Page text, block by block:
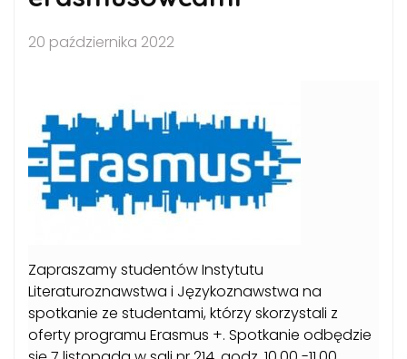
20 października 2022
Zapraszamy studentów Instytutu
Literaturoznawstwa i Językoznawstwa na
spotkanie ze studentami, którzy skorzystali z
oferty programu Erasmus +. Spotkanie odbędzie